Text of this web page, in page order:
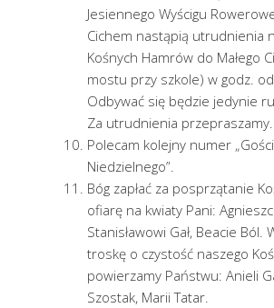
Jesiennego Wyścigu
Cichem nastąpią utrudnienia
Kośnych Hamrów do Małego
mostu przy szkole) w godz.
Odbywać się będzie jedynie
Za utrudnienia przepraszamy.
Polecam kolejny numer
Niedzielnego”.
Bóg zapłać za posprzątanie
ofiarę na kwiaty Pani:
Stanisławowi Gał, Beacie Ból.
troskę o czystość naszego
powierzamy Państwu: Anieli
Szostak, Marii Tatar.